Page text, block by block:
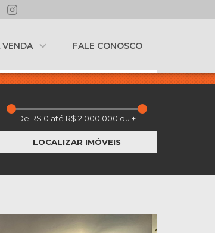
VENDA FALE CONOSCO
LOCALIZAR IMÓVEIS